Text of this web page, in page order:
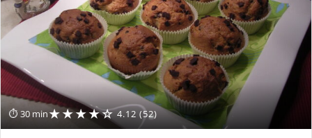
⏱ 30 min★★★★☆ 4.12 (52)